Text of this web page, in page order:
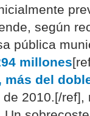
según
pública
millones
del
2010.[/